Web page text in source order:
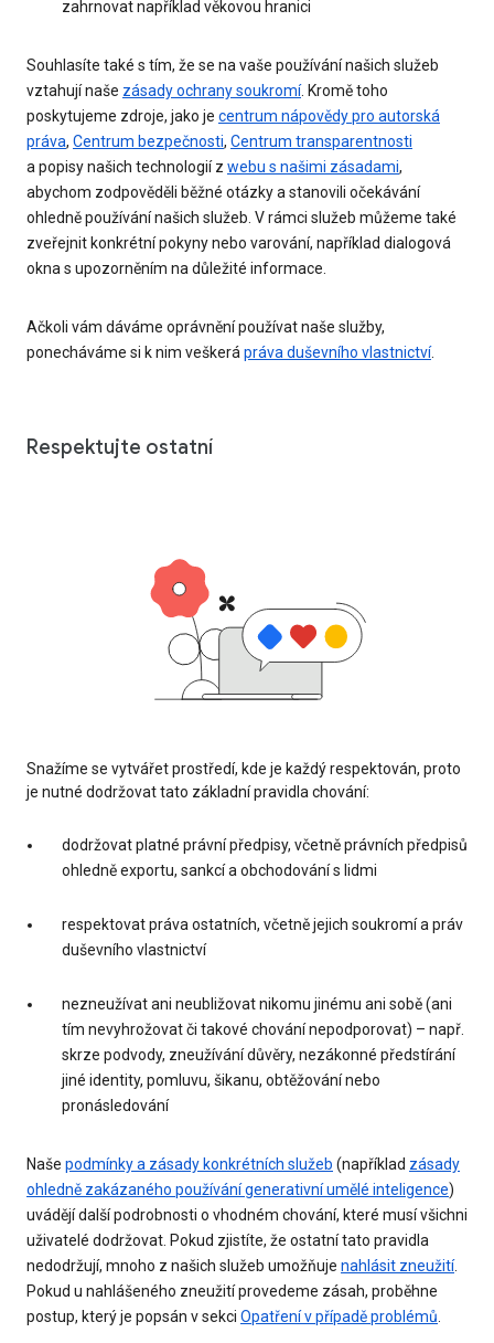
zahrnovat například věkovou hranici
Souhlasíte také s tím, že se na vaše používání našich služeb
vztahují naše zásady ochrany soukromí. Kromě toho
poskytujeme zdroje, jako je centrum nápovědy pro autorská
práva, Centrum bezpečnosti, Centrum transparentnosti
a popisy našich technologií z webu s našimi zásadami,
abychom zodpověděli běžné otázky a stanovili očekávání
ohledně používání našich služeb. V rámci služeb můžeme také
zveřejnit konkrétní pokyny nebo varování, například dialogová
okna s upozorněním na důležité informace.
Ačkoli vám dáváme oprávnění používat naše služby,
ponecháváme si k nim veškerá práva duševního vlastnictví.
Respektujte ostatní
Snažíme se vytvářet prostředí, kde je každý respektován, proto
je nutné dodržovat tato základní pravidla chování:
dodržovat platné právní předpisy, včetně právních předpisů
ohledně exportu, sankcí a obchodování s lidmi
respektovat práva ostatních, včetně jejich soukromí a práv
duševního vlastnictví
nezneužívat ani neubližovat nikomu jinému ani sobě (ani
tím nevyhrožovat či takové chování nepodporovat) – např.
skrze podvody, zneužívání důvěry, nezákonné předstírání
jiné identity, pomluvu, šikanu, obtěžování nebo
pronásledování
Naše podmínky a zásady konkrétních služeb (například zásady
ohledně zakázaného používání generativní umělé inteligence)
uvádějí další podrobnosti o vhodném chování, které musí všichni
uživatelé dodržovat. Pokud zjistíte, že ostatní tato pravidla
nedodržují, mnoho z našich služeb umožňuje nahlásit zneužití.
Pokud u nahlášeného zneužití provedeme zásah, proběhne
postup, který je popsán v sekci Opatření v případě problémů.